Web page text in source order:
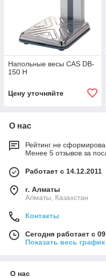
Напольные весы CAS DB-
150 H
Цену уточняйте
О нас
Рейтинг не
Менее 5 отзывов за
Работает с 14.12.2011
г. Алматы
Алматы, Казахстан
Контакты
Сегодня работает с
Показать весь
О нас